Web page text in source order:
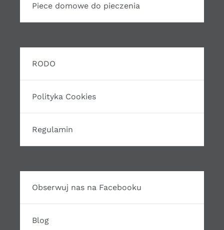
Piece domowe do pieczenia
RODO
Polityka Cookies
Regulamin
Obserwuj nas na Facebooku
Blog